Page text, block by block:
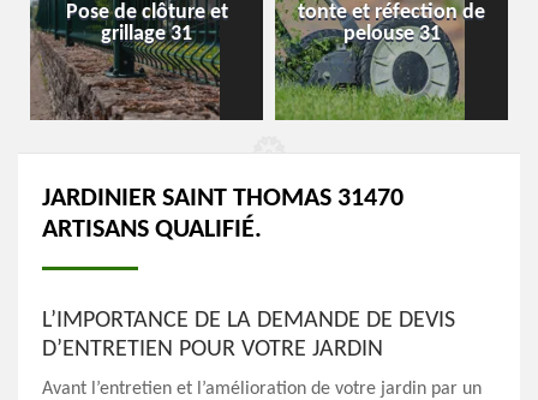
Pose de clôture et
grillage 31
tonte et réfection de
pelouse 31
JARDINIER SAINT THOMAS 31470
ARTISANS QUALIFIÉ.
L’IMPORTANCE DE LA DEMANDE DE DEVIS
D’ENTRETIEN POUR VOTRE JARDIN
Avant l’entretien et l’amélioration de votre jardin par un